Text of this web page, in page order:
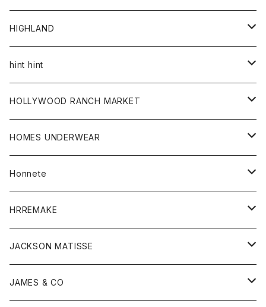
アウター
ジャケット
トップス
シャツ
カーディガン
ボトム
グッズ
帽子
HIGHLAND
帽子
hint hint
ストール
HOLLYWOOD RANCH MARKET
アウター
カーディガン
コート
アクセサリー
ウォレット
ストール
キッズ
Tシャツ
グッズ
アンダーウェア
トップス
HOMES UNDERWEAR
アウター
カーディガン
コート
キッズ
Tシャツ
ロンパース
グッズ
靴
トップス
Honnete
ブラウス
ワンピース
HRREMAKE
バック
キッズ
JACKSON MATISSE
Tシャツ
JAMES & CO